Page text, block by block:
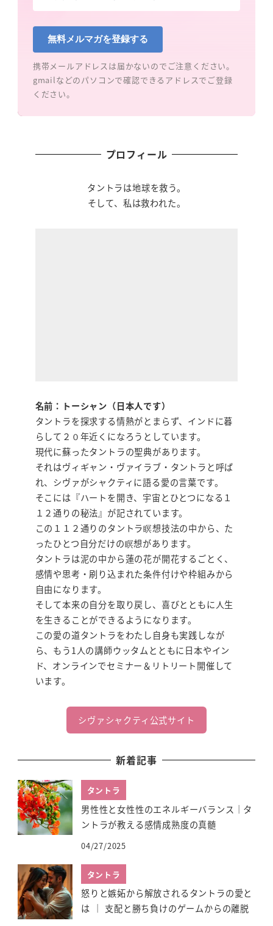
無料メルマガを登録する
携帯メールアドレスは届かないのでご注意ください。
gmailなどのパソコンで確認できるアドレスでご登録
ください。
プロフィール
タントラは地球を救う。
そして、私は救われた。
名前：トーシャン（日本人です）
タントラを探求する情熱がとまらず、インドに暮
らして２０年近くになろうとしています。
現代に蘇ったタントラの聖典があります。
それはヴィギャン・ヴァイラブ・タントラと呼ば
れ、シヴァがシャクティに語る愛の言葉です。
そこには『ハートを開き、宇宙とひとつになる１
１２通りの秘法』が記されています。
この１１２通りのタントラ瞑想技法の中から、た
ったひとつ自分だけの瞑想があります。
タントラは泥の中から蓮の花が開花するごとく、
感情や思考・刷り込まれた条件付けや枠組みから
自由になります。
そして本来の自分を取り戻し、喜びとともに人生
を生きることができるようになります。
この愛の道タントラをわたし自身も実践しなが
ら、もう1人の講師ウッタムとともに日本やイン
ド、オンラインでセミナー＆リトリート開催して
います。
シヴァシャクティ公式サイト
新着記事
タントラ
男性性と女性性のエネルギーバランス｜タ
ントラが教える感情成熟度の真髄
04/27/2025
タントラ
怒りと嫉妬から解放されるタントラの愛と
は ｜ 支配と勝ち負けのゲームからの離脱